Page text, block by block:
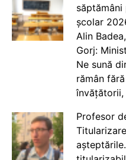
săptămâni
școlar
Alin
Gorj:
Ne sună
rămân
învățătorii,
Profesor